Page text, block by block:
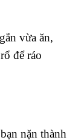
vừa ăn,
để ráo
nặn thành